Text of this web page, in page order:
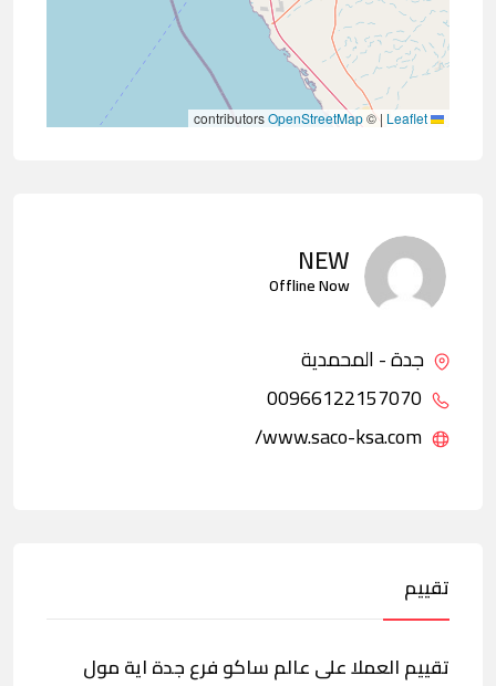
|
©
OpenStreetMap
NEW
Offline Now
جدة - المحمدية
تقييم
تقييم العملا على عالم ساكو فرع جدة اية مول